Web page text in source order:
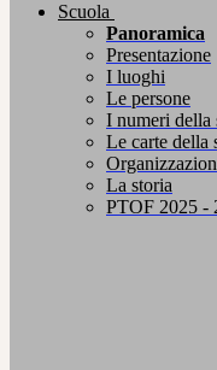
Scuola
Panoramica
Presentazione
I luoghi
Le persone
I numeri della
Le carte della
La storia
PTOF 2025 -